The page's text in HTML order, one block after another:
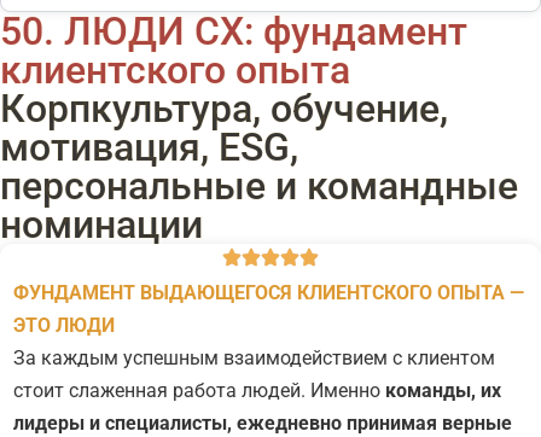
50. ЛЮДИ СХ: фундамент
клиентского опыта
Корпкультура, обучение,
мотивация, ESG,
персональные и командные
номинации
ФУНДАМЕНТ ВЫДАЮЩЕГОСЯ КЛИЕНТСКОГО ОПЫТА —
ЭТО ЛЮДИ
За каждым успешным взаимодействием с клиентом
стоит слаженная работа людей. Именно команды, их
лидеры и специалисты, ежедневно принимая верные